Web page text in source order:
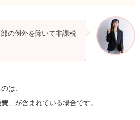
の例外を除いて非課税
は、
費 」が含まれている場合です。